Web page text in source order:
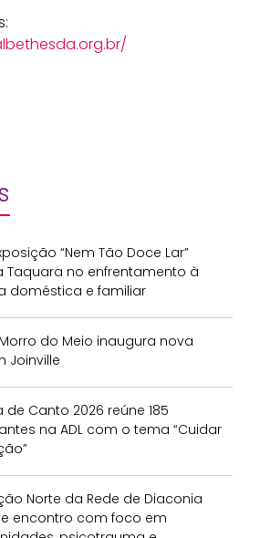
“Nem Tão Doce Lar”
Taquara no enfrentamento à
doméstica e familiar
do Meio inaugura nova
Joinville
de Canto 2026 reúne 185
na ADL com o tema “Cuidar
Norte da Rede de Diaconia
encontro com foco em